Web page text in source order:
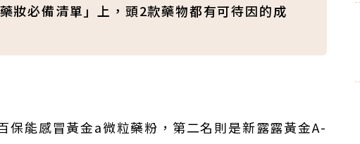
妝必備清單」上，頭2款藥物都有可待因的成
保能感冒黃金a微粒藥粉，第二名則是新露露黃金A-